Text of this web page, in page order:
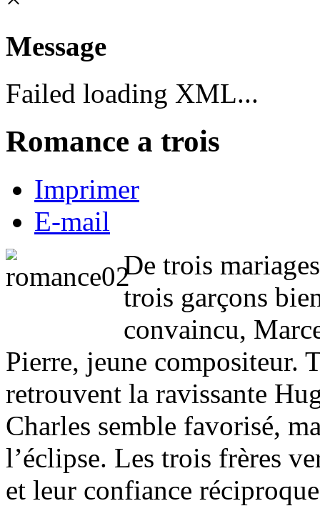
Message
Failed loading XML...
Romance a trois
Imprimer
E-mail
De trois
trois garçons
convaincu,
Pierre, jeune compositeur.
retrouvent la ravissante
Charles semble favorisé,
l’éclipse. Les trois frères
et leur confiance